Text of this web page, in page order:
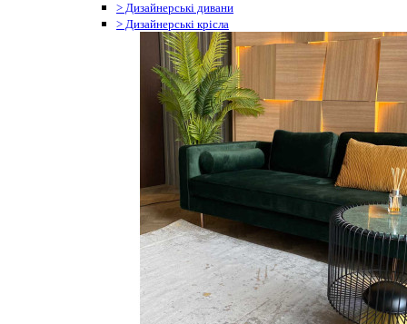
> Дизайнерські дивани
> Дизайнерські крісла